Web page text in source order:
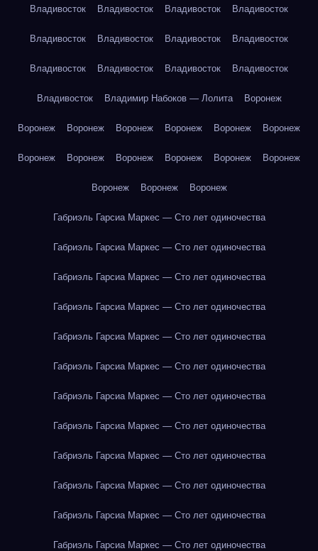
Владивосток Владивосток Владивосток Владивосток
Владивосток Владивосток Владивосток Владивосток
Владивосток Владивосток Владивосток Владивосток
Владивосток Владимир Набоков — Лолита Воронеж
Воронеж Воронеж Воронеж Воронеж Воронеж Воронеж
Воронеж Воронеж Воронеж Воронеж Воронеж Воронеж
Воронеж Воронеж Воронеж
Габриэль Гарсиа Маркес — Сто лет одиночества
Габриэль Гарсиа Маркес — Сто лет одиночества
Габриэль Гарсиа Маркес — Сто лет одиночества
Габриэль Гарсиа Маркес — Сто лет одиночества
Габриэль Гарсиа Маркес — Сто лет одиночества
Габриэль Гарсиа Маркес — Сто лет одиночества
Габриэль Гарсиа Маркес — Сто лет одиночества
Габриэль Гарсиа Маркес — Сто лет одиночества
Габриэль Гарсиа Маркес — Сто лет одиночества
Габриэль Гарсиа Маркес — Сто лет одиночества
Габриэль Гарсиа Маркес — Сто лет одиночества
Габриэль Гарсиа Маркес — Сто лет одиночества